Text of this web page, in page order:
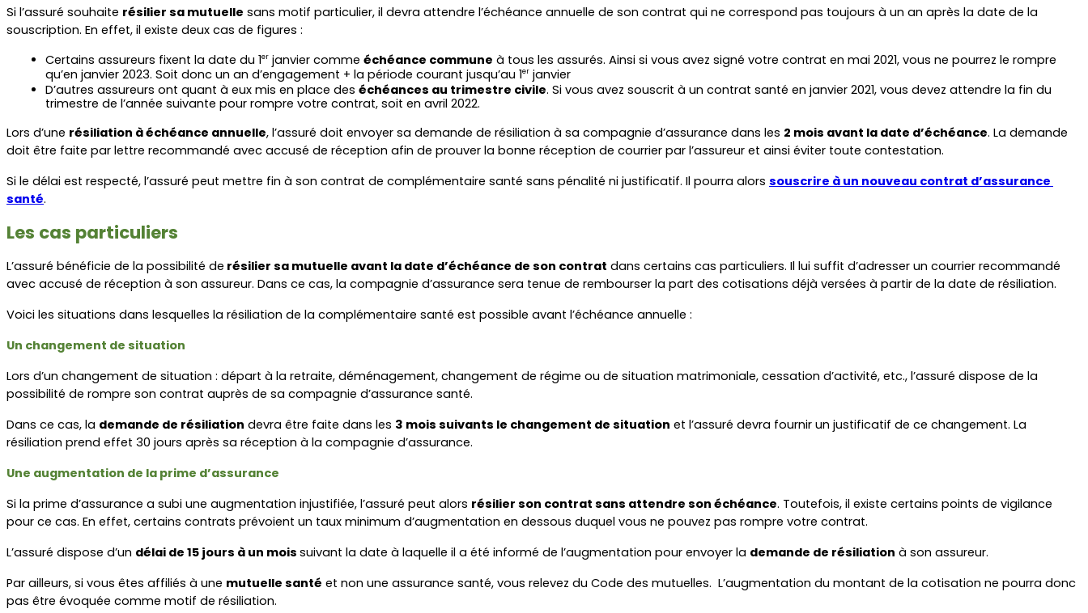
Si l’assuré souhaite résilier sa mutuelle sans motif particulier, il devra attendre l’échéance annuelle de son contrat qui ne correspond pas toujours à un an après la date de la
souscription. En effet, il existe deux cas de figures :
Certains assureurs fixent la date du 1er janvier comme échéance commune à tous les assurés. Ainsi si vous avez signé votre contrat en mai 2021, vous ne pourrez le rompre
qu’en janvier 2023. Soit donc un an d’engagement + la période courant jusqu’au 1er janvier
D’autres assureurs ont quant à eux mis en place des échéances au trimestre civile. Si vous avez souscrit à un contrat santé en janvier 2021, vous devez attendre la fin du
trimestre de l’année suivante pour rompre votre contrat, soit en avril 2022.
Lors d’une résiliation à échéance annuelle, l’assuré doit envoyer sa demande de résiliation à sa compagnie d’assurance dans les 2 mois avant la date d’échéance. La demande
doit être faite par lettre recommandé avec accusé de réception afin de prouver la bonne réception de courrier par l’assureur et ainsi éviter toute contestation.
Si le délai est respecté, l’assuré peut mettre fin à son contrat de complémentaire santé sans pénalité ni justificatif. Il pourra alors souscrire à un nouveau contrat d’assurance
santé.
Les cas particuliers
L’assuré bénéficie de la possibilité de résilier sa mutuelle avant la date d’échéance de son contrat dans certains cas particuliers. Il lui suffit d’adresser un courrier recommandé
avec accusé de réception à son assureur. Dans ce cas, la compagnie d’assurance sera tenue de rembourser la part des cotisations déjà versées à partir de la date de résiliation.
Voici les situations dans lesquelles la résiliation de la complémentaire santé est possible avant l’échéance annuelle :
Un changement de situation
Lors d’un changement de situation : départ à la retraite, déménagement, changement de régime ou de situation matrimoniale, cessation d’activité, etc., l’assuré dispose de la
possibilité de rompre son contrat auprès de sa compagnie d’assurance santé.
Dans ce cas, la demande de résiliation devra être faite dans les 3 mois suivants le changement de situation et l’assuré devra fournir un justificatif de ce changement. La
résiliation prend effet 30 jours après sa réception à la compagnie d’assurance.
Une augmentation de la prime d’assurance
Si la prime d’assurance a subi une augmentation injustifiée, l’assuré peut alors résilier son contrat sans attendre son échéance. Toutefois, il existe certains points de vigilance
pour ce cas. En effet, certains contrats prévoient un taux minimum d’augmentation en dessous duquel vous ne pouvez pas rompre votre contrat.
L’assuré dispose d’un délai de 15 jours à un mois suivant la date à laquelle il a été informé de l’augmentation pour envoyer la demande de résiliation à son assureur.
Par ailleurs, si vous êtes affiliés à une mutuelle santé et non une assurance santé, vous relevez du Code des mutuelles.  L’augmentation du montant de la cotisation ne pourra donc
pas être évoquée comme motif de résiliation.